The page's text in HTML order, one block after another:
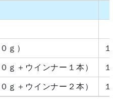
ｇ）
ｇ＋ウインナー１本）
ｇ＋ウインナー２本）